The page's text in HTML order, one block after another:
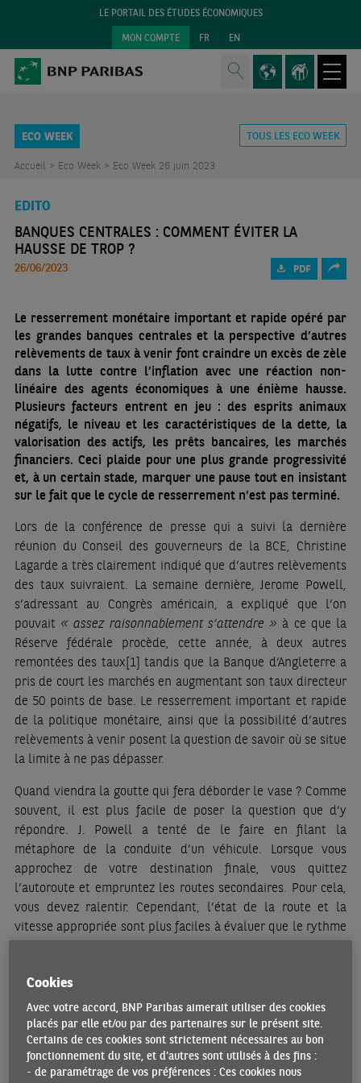
LE PORTAIL DES ÉTUDES ÉCONOMIQUES
MON COMPTE FR EN
ECO WEEK TOUS LES ECO WEEK
Accueil > Eco Week > Eco Week 26 juin 2023
EDITO
BANQUES CENTRALES : COMMENT ÉVITER LA
HAUSSE DE TROP ?
26/06/2023 PDF
Le resserrement monétaire important et rapide opéré par
les grandes banques centrales et la perspective d’autres
relèvements de taux à venir font craindre un excès de zèle
dans la lutte contre l’inflation avec une réaction non-
linéaire des agents économiques à une énième hausse.
Plusieurs facteurs entrent en jeu : des esprits animaux
négatifs, le niveau et les caractéristiques de la dette, la
valorisation des actifs, les prêts bancaires, les marchés
financiers. Ceci plaide pour une plus grande progressivité
et, à un certain stade, marquer une pause tout en insistant
sur le fait que le cycle de resserrement n’est pas terminé.
Lors de la conférence de presse qui a suivi la dernière
réunion du Conseil des gouverneurs de la BCE, Christine
Lagarde a très clairement indiqué que d’autres relèvements
des taux suivraient. La semaine dernière, Jerome Powell,
s’adressant au Congrès américain, a expliqué que l’on
pouvait « assez raisonnablement s’attendre » à ce que la
Réserve fédérale procède, cette année, à deux autres
remontées des taux[1] tandis que la Banque d’Angleterre a
pris de court les marchés en augmentant son taux directeur
de 50 points de base. Le resserrement important et rapide
de la politique monétaire, ainsi que la possibilité d’autres
relèvements à venir posent la question de savoir où se situe
la limite à ne pas dépasser.
Quand viendra la goutte qui fera déborder le vase ? Comme
souvent, il est plus facile de poser la question que d’y
répondre. J. Powell a tenté de le faire en filant la
métaphore de la conduite d’un véhicule. Lorsque vous
approchez de votre destination finale, vous quittez
l’autoroute et empruntez les routes secondaires. Pour cela,
vous devez ralentir. Cependant, l’état de la route et la
vitesse appropriée sont plus faciles à évaluer que le rythme
antérieures influencent la demande, l’emploi, les décisions
de fixation des prix, etc.
Il est tout aussi difficile d’évaluer l’ampleur du
resserrement monétaire nécessaire – ou, pour reprendre
l’image de J. Powell, de décider de la vitesse la plus
Cookies
Avec votre accord, BNP Paribas aimerait utiliser des cookies
placés par elle et/ou par des partenaires sur le présent site.
Certains de ces cookies sont strictement nécessaires au bon
fonctionnement du site, et d'autres sont utilisés à des fins :
- de paramétrage de vos préférences : Ces cookies nous